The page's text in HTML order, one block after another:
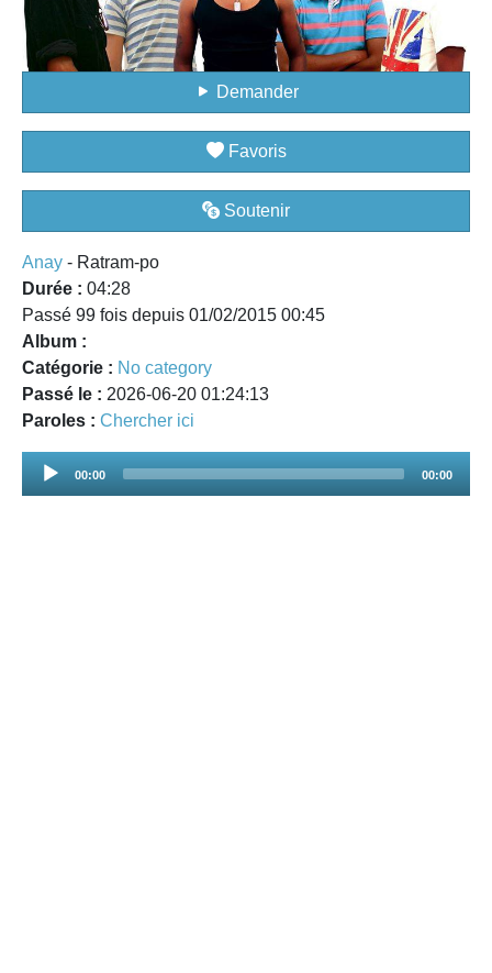
Demander
Favoris
Soutenir
Anay - Ratram-po
Durée : 04:28
Passé 99 fois depuis 01/02/2015 00:45
Album :
Catégorie : No category
Passé le : 2026-06-20 01:24:13
Paroles : Chercher ici
Audio
00:00 00:00